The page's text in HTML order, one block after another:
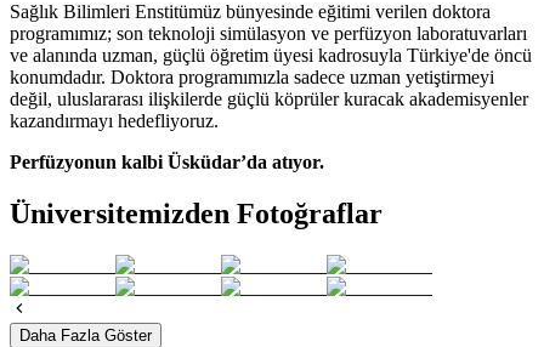
Sağlık Bilimleri Enstitümüz bünyesinde eğitimi verilen doktora
programımız; son teknoloji simülasyon ve perfüzyon laboratuvarları
ve alanında uzman, güçlü öğretim üyesi kadrosuyla Türkiye'de öncü
konumdadır. Doktora programımızla sadece uzman yetiştirmeyi
değil, uluslararası ilişkilerde güçlü köprüler kuracak akademisyenler
kazandırmayı hedefliyoruz.
Perfüzyonun kalbi Üsküdar’da atıyor.
Üniversitemizden Fotoğraflar
Daha Fazla Göster